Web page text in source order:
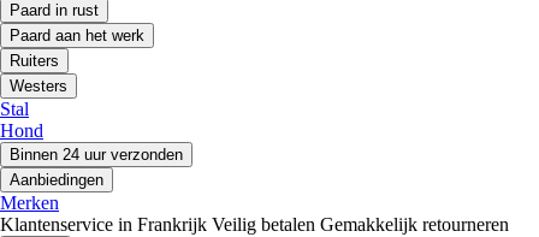
Paard in rust
Paard aan het werk
Ruiters
Westers
Stal
Hond
Binnen 24 uur verzonden
Aanbiedingen
Merken
Klantenservice in Frankrijk Veilig betalen Gemakkelijk retourneren